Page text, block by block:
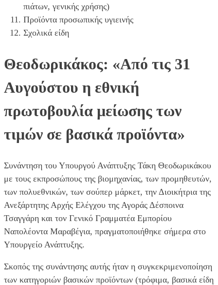
πιάτων, γενικής χρήσης)
Προϊόντα προσωπικής υγιεινής
Σχολικά είδη
Θεοδωρικάκος: «Από τις 31
Αυγούστου η εθνική
πρωτοβουλία μείωσης των
τιμών σε βασικά προϊόντα»
Συνάντηση του Υπουργού Ανάπτυξης Τάκη Θεοδωρικάκου
με τους εκπροσώπους της βιομηχανίας, των προμηθευτών,
των πολυεθνικών, των σούπερ μάρκετ, την Διοικήτρια της
Ανεξάρτητης Αρχής Ελέγχου της Αγοράς Δέσποινα
Τσαγγάρη και τον Γενικό Γραμματέα Εμπορίου
Ναπολέοντα Μαραβέγια, πραγματοποιήθηκε σήμερα στο
Υπουργείο Ανάπτυξης.
Σκοπός της συνάντησης αυτής ήταν η συγκεκριμενοποίηση
των κατηγοριών βασικών προϊόντων (τρόφιμα, βασικά είδη